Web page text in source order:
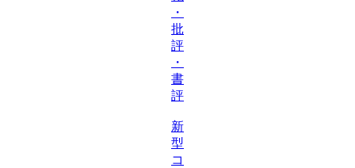
・
批
評
・
書
評
新
型
コ